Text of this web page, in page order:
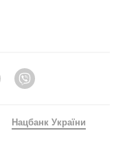
Telegram
Нацбанк України